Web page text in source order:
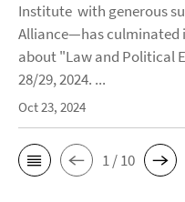
Institute with generous
Alliance—has culminated
about "Law and Political
28/29, 2024. ...
Oct 23, 2024
1 / 10